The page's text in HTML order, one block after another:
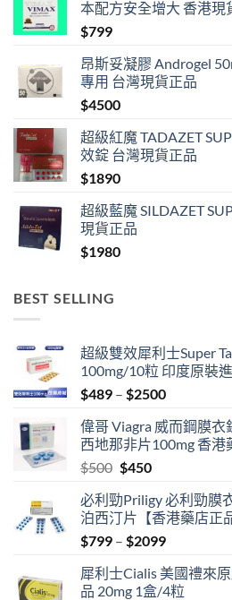
本配方安全增大 香港現
$799
昂斯妥凝膠 Androgel
專用 台灣現貨正品
$4500
超級紅魔 TADAZET
效錠 台灣現貨正品
$1890
超級藍魔 SILDAZET
現貨正品
$1980
BEST SELLING
超級雙效犀利士Super
100mg/10粒 印度原裝
$489 – $2500Price
$489
through
偉哥 Viagra 威而鋼膜
西地那非片100mg 香港
$500 Original
was:
$500.
$450Current
is:
$450.
必利勁Priligy 必利勁膜
泊西汀片【香港藥店正
$799 – $2099Price
$799
through
犀利士Cialis 美國禮來
品 20mg 1盒/4粒